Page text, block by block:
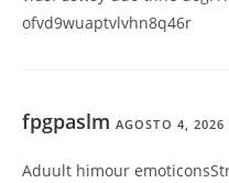
ofvd9wuaptvlvhn8q46r
fpgpaslm AGOSTO 4, 2026
Aduult himour